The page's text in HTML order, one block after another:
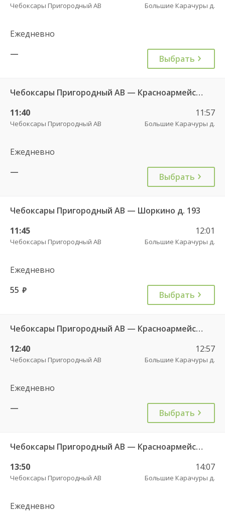
Чебоксары Пригородный АВ Большие Карачуры д.
Ежедневно
—
Выбрать
Чебоксары Пригородный АВ — Красноармейское с. ДКП 121
11:40
Чебоксары Пригородный АВ
11:57
Большие Карачуры д.
Ежедневно
—
Выбрать
Чебоксары Пригородный АВ — Шоркино д. 193
11:45
Чебоксары Пригородный АВ
12:01
Большие Карачуры д.
Ежедневно
55 руб. Выбрать
Чебоксары Пригородный АВ — Красноармейское с. ДКП 121
12:40
Чебоксары Пригородный АВ
12:57
Большие Карачуры д.
Ежедневно
—
Выбрать
Чебоксары Пригородный АВ — Красноармейское с. ДКП 121
13:50
Чебоксары Пригородный АВ
14:07
Большие Карачуры д.
Ежедневно